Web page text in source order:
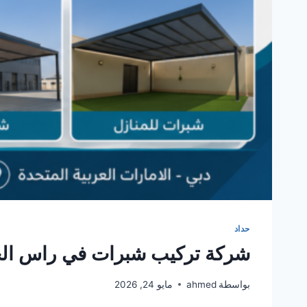
حداد
شركة تركيب شبرات في راس الخيمة
بواسطة ahmed مايو 24, 2026